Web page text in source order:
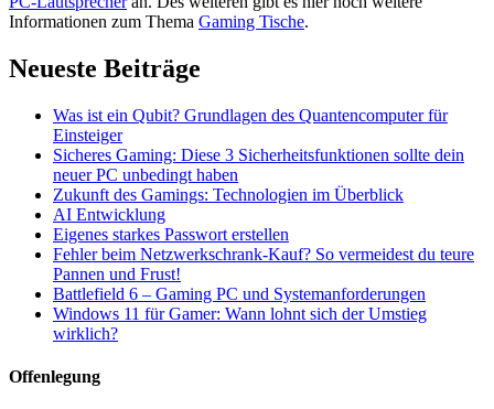
Informationen zum Thema Gaming Tische.
Neueste Beiträge
Was ist ein Qubit? Grundlagen des Quantencomputer für
Einsteiger
Sicheres Gaming: Diese 3 Sicherheitsfunktionen sollte dein
neuer PC unbedingt haben
Zukunft des Gamings: Technologien im Überblick
AI Entwicklung
Eigenes starkes Passwort erstellen
Fehler beim Netzwerkschrank-Kauf? So vermeidest du teure
Pannen und Frust!
Battlefield 6 – Gaming PC und Systemanforderungen
Windows 11 für Gamer: Wann lohnt sich der Umstieg
wirklich?
Offenlegung